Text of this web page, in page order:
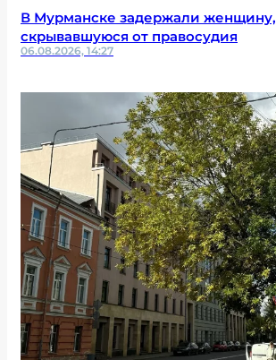
В Мурманске задержали женщину,
скрывавшуюся от правосудия
06.08.2026, 14:27